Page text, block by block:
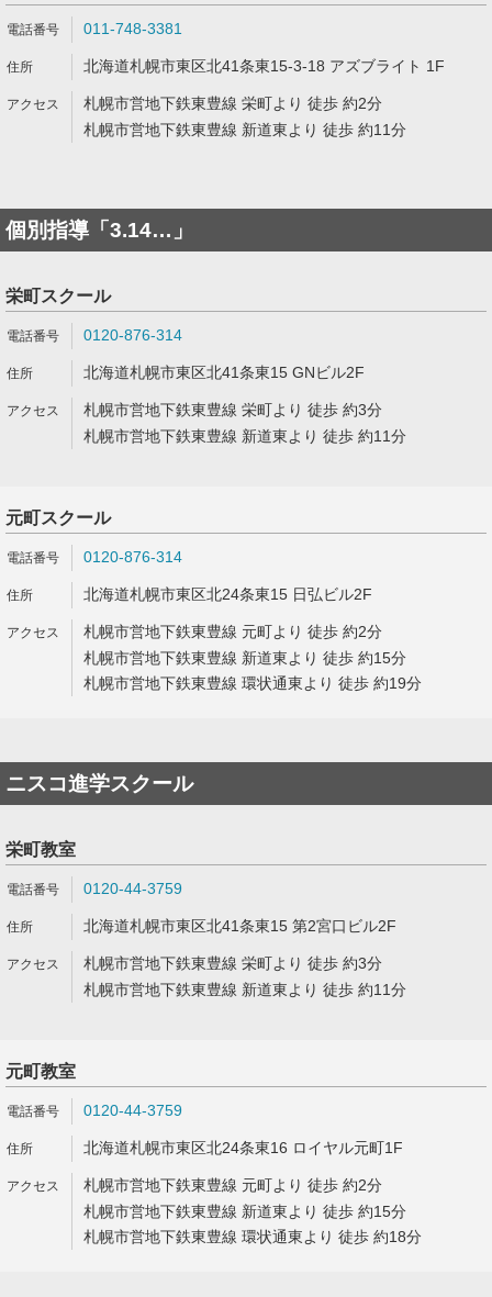
011-748-3381
北海道札幌市東区北41条東15-3-18 アズブライト 1F
札幌市営地下鉄東豊線 栄町より 徒歩 約2分
札幌市営地下鉄東豊線 新道東より 徒歩 約11分
個別指導「3.14…」
栄町スクール
0120-876-314
北海道札幌市東区北41条東15 GNビル2F
札幌市営地下鉄東豊線 栄町より 徒歩 約3分
札幌市営地下鉄東豊線 新道東より 徒歩 約11分
元町スクール
0120-876-314
北海道札幌市東区北24条東15 日弘ビル2F
札幌市営地下鉄東豊線 元町より 徒歩 約2分
札幌市営地下鉄東豊線 新道東より 徒歩 約15分
札幌市営地下鉄東豊線 環状通東より 徒歩 約19分
ニスコ進学スクール
栄町教室
0120-44-3759
北海道札幌市東区北41条東15 第2宮口ビル2F
札幌市営地下鉄東豊線 栄町より 徒歩 約3分
札幌市営地下鉄東豊線 新道東より 徒歩 約11分
元町教室
0120-44-3759
北海道札幌市東区北24条東16 ロイヤル元町1F
札幌市営地下鉄東豊線 元町より 徒歩 約2分
札幌市営地下鉄東豊線 新道東より 徒歩 約15分
札幌市営地下鉄東豊線 環状通東より 徒歩 約18分